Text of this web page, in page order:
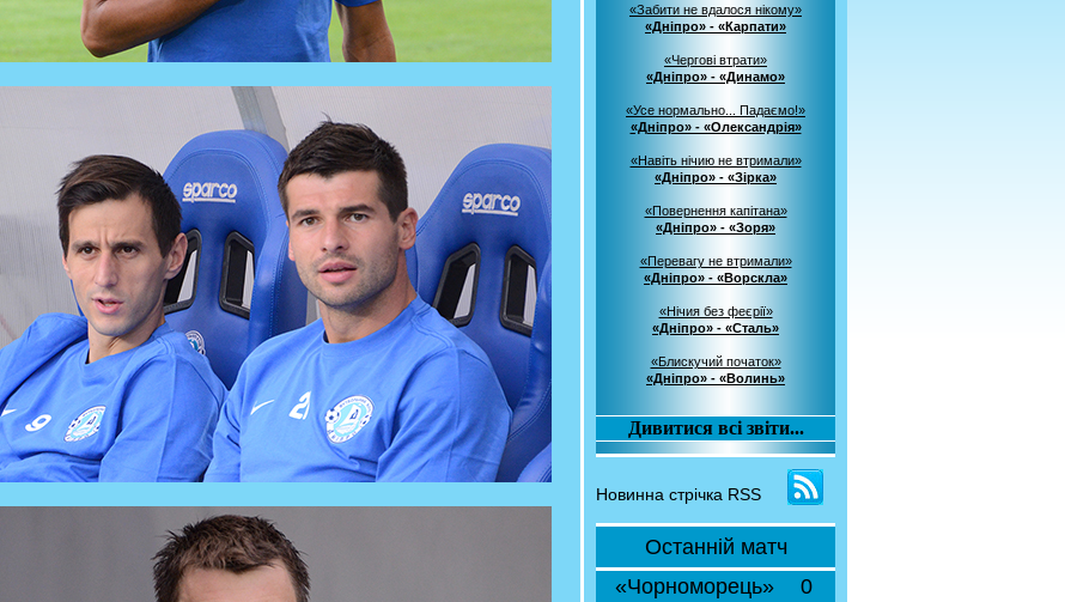
«Забити не вдалося нікому»
«Дніпро» - «Карпати»
«Чергові втрати»
«Дніпро» - «Динамо»
«Усе нормально... Падаємо!»
«Дніпро» - «Олександрія»
«Навіть нічию не втримали»
«Дніпро» - «Зірка»
«Повернення капітана»
«Дніпро» - «Зоря»
«Перевагу не втримали»
«Дніпро» - «Ворскла»
«Нічия без феєрії»
«Дніпро» - «Сталь»
«Блискучий початок»
«Дніпро» - «Волинь»
Дивитися всі звіти...
Новинна стрічка RSS
Останній матч
«Чорноморець»
0